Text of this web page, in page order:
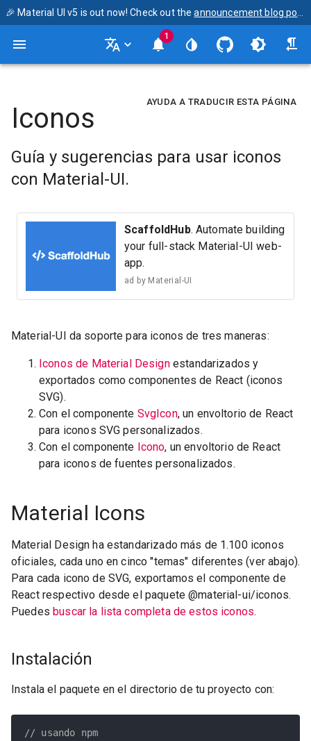
🎉 Material UI v5 is out now! Check out the announcement blog post
1
AYUDA A TRADUCIR ESTA PÁGINA
Iconos
Guía y sugerencias para usar iconos
con Material-UI.
ScaffoldHub. Automate building
your full-stack Material-UI web-
app.
ad by Material-UI
Material-UI da soporte para iconos de tres maneras:
Iconos de Material Designestandarizados y
exportados como componentes de React (iconos
SVG).
Con el componente SvgIcon, un envoltorio de React
para iconos SVG personalizados.
Con el componente Icono, un envoltorio de React
para iconos de fuentes personalizados.
Material Icons
Material Design ha estandarizado más de 1.100 iconos
oficiales, cada uno en cinco "temas" diferentes (ver abajo).
Para cada icono de SVG, exportamos el componente de
React respectivo desde el paquete @material-ui/iconos.
Puedesbuscar la lista completa de estos iconos.
Instalación
Instala el paquete en el directorio de tu proyecto con:
// usando npm